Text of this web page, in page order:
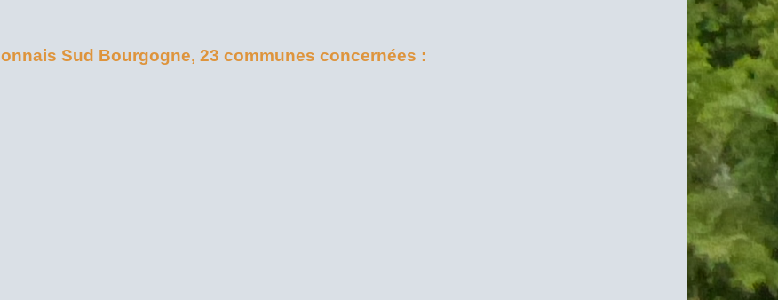
Sud Bourgogne, 23 communes concernées :